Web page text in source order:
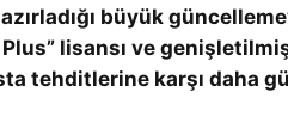
büyük
lisansı ve
tehditlerine karşı daha